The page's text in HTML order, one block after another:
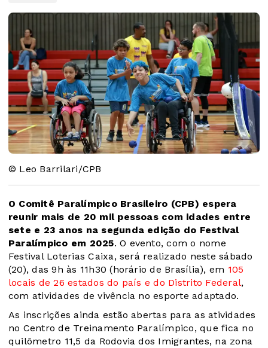
© Leo Barrilari/CPB
O Comitê Paralímpico Brasileiro (CPB) espera
reunir mais de 20 mil pessoas com idades entre
sete e 23 anos na segunda edição do Festival
Paralímpico em 2025. O evento, com o nome
Festival Loterias Caixa, será realizado neste sábado
(20), das 9h às 11h30 (horário de Brasília), em 105
locais de 26 estados do país e do Distrito Federal,
com atividades de vivência no esporte adaptado.
As inscrições ainda estão abertas para as atividades
no Centro de Treinamento Paralímpico, que fica no
quilômetro 11,5 da Rodovia dos Imigrantes, na zona